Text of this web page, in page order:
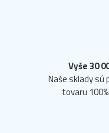
Vyše 30
Naše sklady
tovaru